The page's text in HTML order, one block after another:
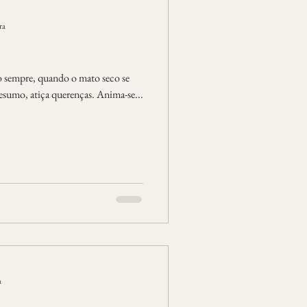
quando o mato seco se
atiça querenças. Anima-se...